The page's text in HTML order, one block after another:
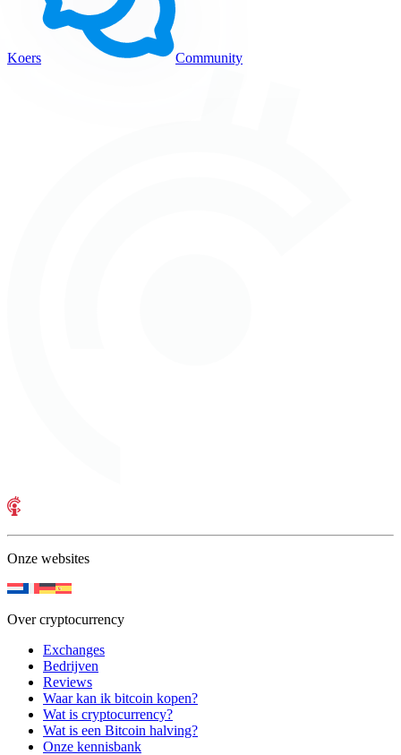
Koers Community
Onze websites
Over cryptocurrency
Exchanges
Bedrijven
Reviews
Waar kan ik bitcoin kopen?
Wat is cryptocurrency?
Wat is een Bitcoin halving?
Onze kennisbank